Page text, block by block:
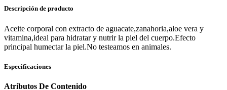
Descripción de producto
Aceite corporal con extracto de aguacate,zanahoria,aloe vera y
vitamina,ideal para hidratar y nutrir la piel del cuerpo.Efecto
principal humectar la piel.No testeamos en animales.
Especificaciones
Atributos De Contenido